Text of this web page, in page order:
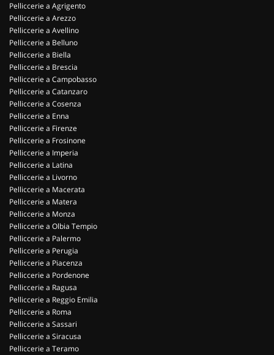
Pelliccerie a Agrigento
Pelliccerie a Arezzo
Pelliccerie a Avellino
Pelliccerie a Belluno
Pelliccerie a Biella
Pelliccerie a Brescia
Pelliccerie a Campobasso
Pelliccerie a Catanzaro
Pelliccerie a Cosenza
Pelliccerie a Enna
Pelliccerie a Firenze
Pelliccerie a Frosinone
Pelliccerie a Imperia
Pelliccerie a Latina
Pelliccerie a Livorno
Pelliccerie a Macerata
Pelliccerie a Matera
Pelliccerie a Monza
Pelliccerie a Olbia Tempio
Pelliccerie a Palermo
Pelliccerie a Perugia
Pelliccerie a Piacenza
Pelliccerie a Pordenone
Pelliccerie a Ragusa
Pelliccerie a Reggio Emilia
Pelliccerie a Roma
Pelliccerie a Sassari
Pelliccerie a Siracusa
Pelliccerie a Teramo